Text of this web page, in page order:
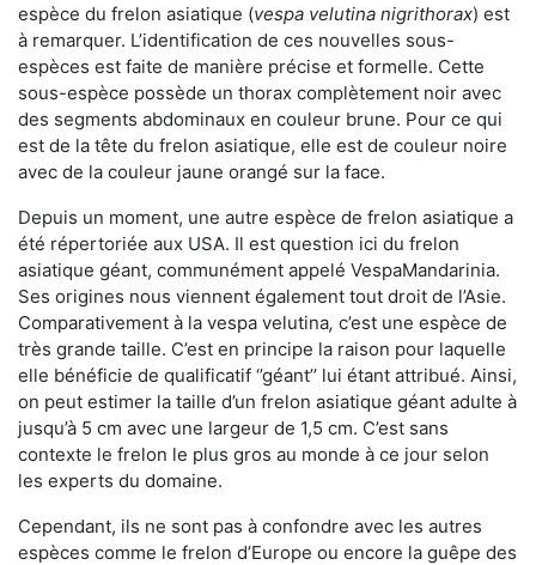
espèce du frelon asiatique (vespa velutina nigrithorax) est
à remarquer. L’identification de ces nouvelles sous-
espèces est faite de manière précise et formelle. Cette
sous-espèce possède un thorax complètement noir avec
des segments abdominaux en couleur brune. Pour ce qui
est de la tête du frelon asiatique, elle est de couleur noire
avec de la couleur jaune orangé sur la face.
Depuis un moment, une autre espèce de frelon asiatique a
été répertoriée aux USA. Il est question ici du frelon
asiatique géant, communément appelé VespaMandarinia.
Ses origines nous viennent également tout droit de l’Asie.
Comparativement à la vespa velutina, c’est une espèce de
très grande taille. C’est en principe la raison pour laquelle
elle bénéficie de qualificatif ‘’géant’’ lui étant attribué. Ainsi,
on peut estimer la taille d’un frelon asiatique géant adulte à
jusqu’à 5 cm avec une largeur de 1,5 cm. C’est sans
contexte le frelon le plus gros au monde à ce jour selon
les experts du domaine.
Cependant, ils ne sont pas à confondre avec les autres
espèces comme le frelon d’Europe ou encore la guêpe des